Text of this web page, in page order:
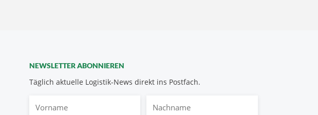
NEWSLETTER ABONNIEREN
Täglich aktuelle Logistik-News direkt ins Postfach.
Nachname